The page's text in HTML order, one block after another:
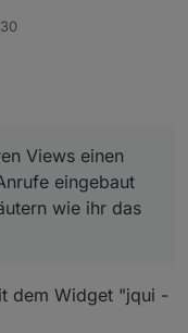
Views einen
eingebaut
wie ihr das
dem Widget "jqui -